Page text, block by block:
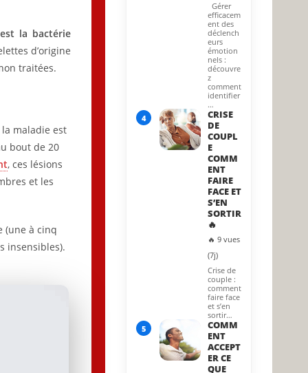
la bactérie
d’origine
traitées.
maladie est
bout de 20
, ces lésions
et les
(une à cinq
insensibles).
Gérer
efficacem
ent des
déclench
eurs
émotion
nels :
découvre
z
comment
identifier
…
4
CRISE
DE
COUPL
E
COMM
ENT
FAIRE
FACE ET
S’EN
SORTIR
🔥
🔥 9 vues
(7j)
Crise de
couple :
comment
faire face
et s’en
sortir…
5
COMM
ENT
ACCEPT
ER CE
QUE